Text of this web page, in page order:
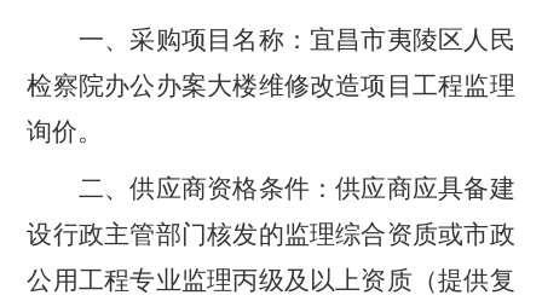
一、采购项目名称：宜昌市夷陵区人民
检察院办公办案大楼维修改造项目工程监理
询价。
二、供应商资格条件：供应商应具备建
设行政主管部门核发的监理综合资质或市政
公用工程专业监理丙级及以上资质（提供复